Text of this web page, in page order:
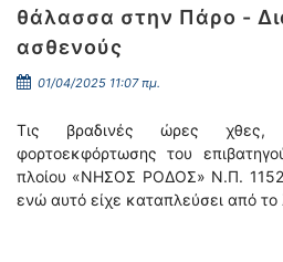
θάλασσα στην Πάρο -
ασθενούς
01/04/2025 11:07 πμ.
Τις βραδινές ώρες χθες,
φορτοεκφόρτωσης του
πλοίου «ΝΗΣΟΣ ΡΟΔΟΣ» Ν.Π.
ενώ αυτό είχε καταπλεύσει από το